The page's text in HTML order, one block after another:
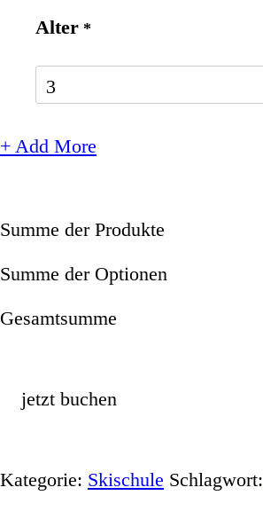
Alter *
+ Add More
Summe der Produkte
Summe der Optionen
Gesamtsumme
jetzt buchen
Kategorie: Skischule Schlagwort: